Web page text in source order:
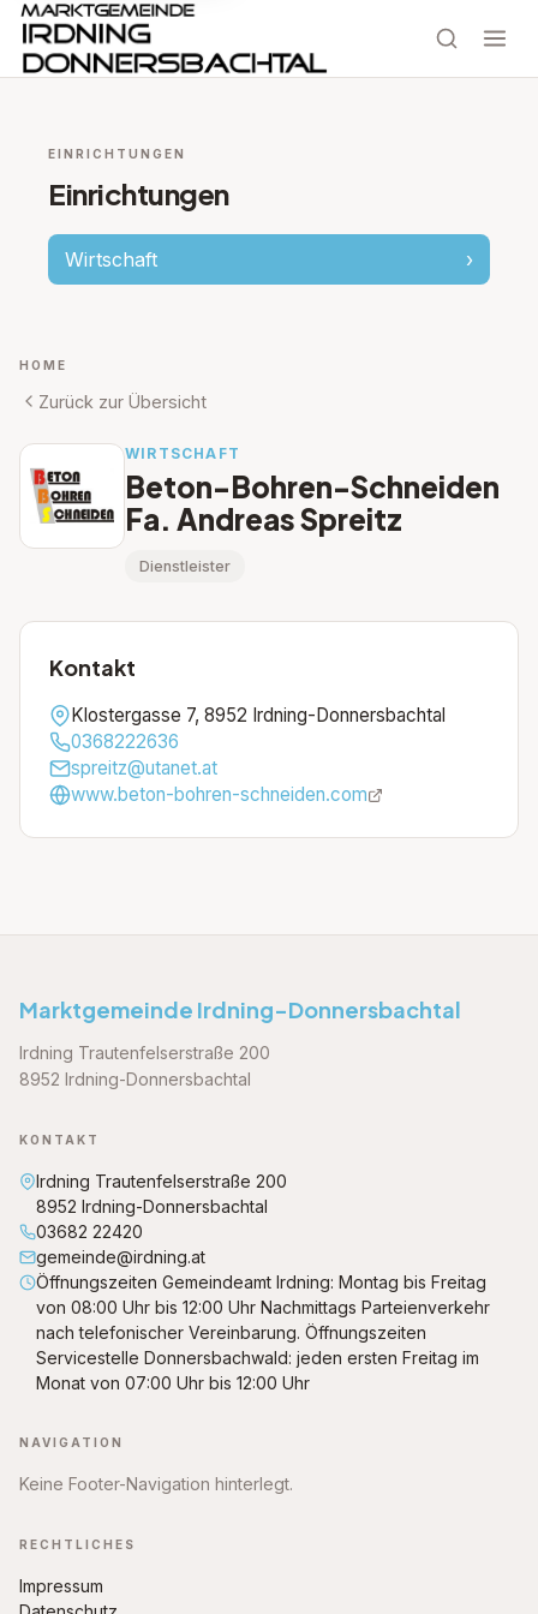
EINRICHTUNGEN
Einrichtungen
Wirtschaft ›
HOME
Zurück zur Übersicht
WIRTSCHAFT
Beton-Bohren-Schneiden
Fa. Andreas Spreitz
Dienstleister
Kontakt
Klostergasse 7, 8952 Irdning-Donnersbachtal
0368222636
spreitz@utanet.at
www.beton-bohren-schneiden.com
Marktgemeinde Irdning-Donnersbachtal
Irdning Trautenfelserstraße 200
8952 Irdning-Donnersbachtal
KONTAKT
Irdning Trautenfelserstraße 200
8952 Irdning-Donnersbachtal
03682 22420
gemeinde@irdning.at
Öffnungszeiten Gemeindeamt Irdning: Montag bis Freitag
von 08:00 Uhr bis 12:00 Uhr Nachmittags Parteienverkehr
nach telefonischer Vereinbarung. Öffnungszeiten
Servicestelle Donnersbachwald: jeden ersten Freitag im
Monat von 07:00 Uhr bis 12:00 Uhr
NAVIGATION
Keine Footer-Navigation hinterlegt.
RECHTLICHES
Impressum